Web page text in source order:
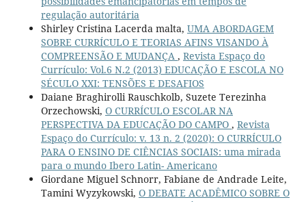
regulação autoritária
Shirley Cristina Lacerda malta, UMA ABORDAGEM
SOBRE CURRÍCULO E TEORIAS AFINS VISANDO À
COMPREENSÃO E MUDANÇA , Revista Espaço do
Currículo: Vol.6 N.2 (2013) EDUCAÇÃO E ESCOLA NO
SÉCULO XXI: TENSÕES E DESAFIOS
Daiane Braghirolli Rauschkolb, Suzete Terezinha
Orzechowski, O CURRÍCULO ESCOLAR NA
PERSPECTIVA DA EDUCAÇÃO DO CAMPO , Revista
Espaço do Currículo: v. 13 n. 2 (2020): O CURRÍCULO
PARA O ENSINO DE CIÊNCIAS SOCIAIS: uma mirada
para o mundo Ibero Latin- Americano
Giordane Miguel Schnorr, Fabiane de Andrade Leite,
Tamini Wyzykowski, O DEBATE ACADÊMICO SOBRE O